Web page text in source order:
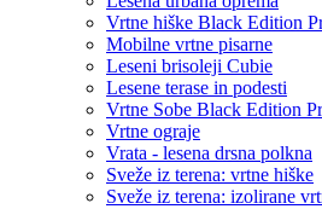
Vrtne hiške Black Edition
Mobilne vrtne pisarne
Leseni brisoleji Cubie
Lesene terase in podesti
Vrtne Sobe Black Edition
Vrtne ograje
Vrata - lesena drsna polkna
Sveže iz terena: vrtne hiške
Sveže iz terena: izolirane